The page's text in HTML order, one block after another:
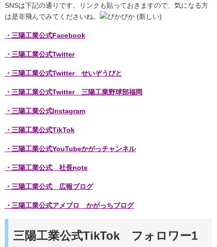
SNSは下記の通りです。リンクも貼っておきますので、気になる方
は是非飛んでみてくださいね。
・三陽工業公式Facebook
・三陽工業公式Twitter
・三陽工業公式Twitter せいぞうびと
・三陽工業公式Twitter 三陽工業野球部福岡
・三陽工業公式Instagram
・三陽工業公式TikTok
・三陽工業公式YouTubeかがっチャンネル
・三陽工業公式 社長note
・三陽工業公式 広報ブログ
・三陽工業公式アメブロ かがっちブログ
三陽工業公式TikTok フォロワー1